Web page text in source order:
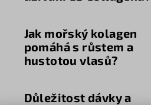
Jak mořský kolagen
pomáhá s růstem a
hustotou vlasů?
Důležitost dávky a